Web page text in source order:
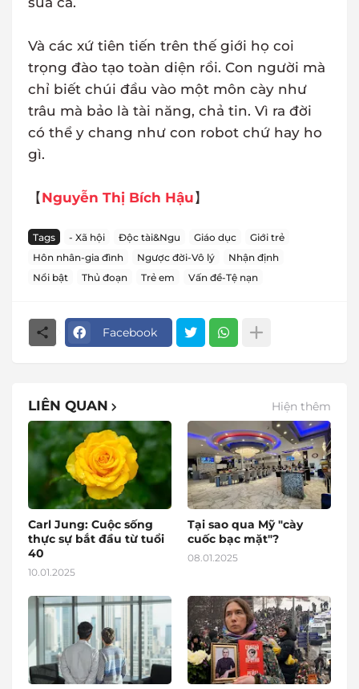
Và các xứ tiên tiến trên thế giới họ coi
trọng đào tạo toàn diện rồi. Con người mà
chỉ biết chúi đầu vào một môn cày như
trâu mà bảo là tài năng, chả tin. Vì ra đời
có thể y chang như con robot chứ hay ho
gì.
【 Nguyễn Thị Bích Hậu 】
Tags - Xã hội Độc tài&Ngu Giáo dục
Giới trẻ
Hôn nhân-gia đình
Ngược đời-Vô lý
Nhận định
Nổi bật
Thủ đoạn Trẻ em Vấn đề-Tệ nạn
Facebook
LIÊN QUAN Hiện thêm
Carl Jung: Cuộc sống
thực sự bắt đầu từ tuổi
40
10.01.2025
Tại sao qua Mỹ "cày
cuốc bạc mặt"?
08.01.2025